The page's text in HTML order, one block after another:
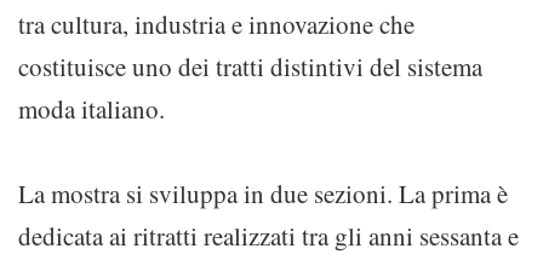
tra cultura, industria e innovazione che
costituisce uno dei tratti distintivi del sistema
moda italiano.
La mostra si sviluppa in due sezioni. La prima è
dedicata ai ritratti realizzati tra gli anni sessanta e